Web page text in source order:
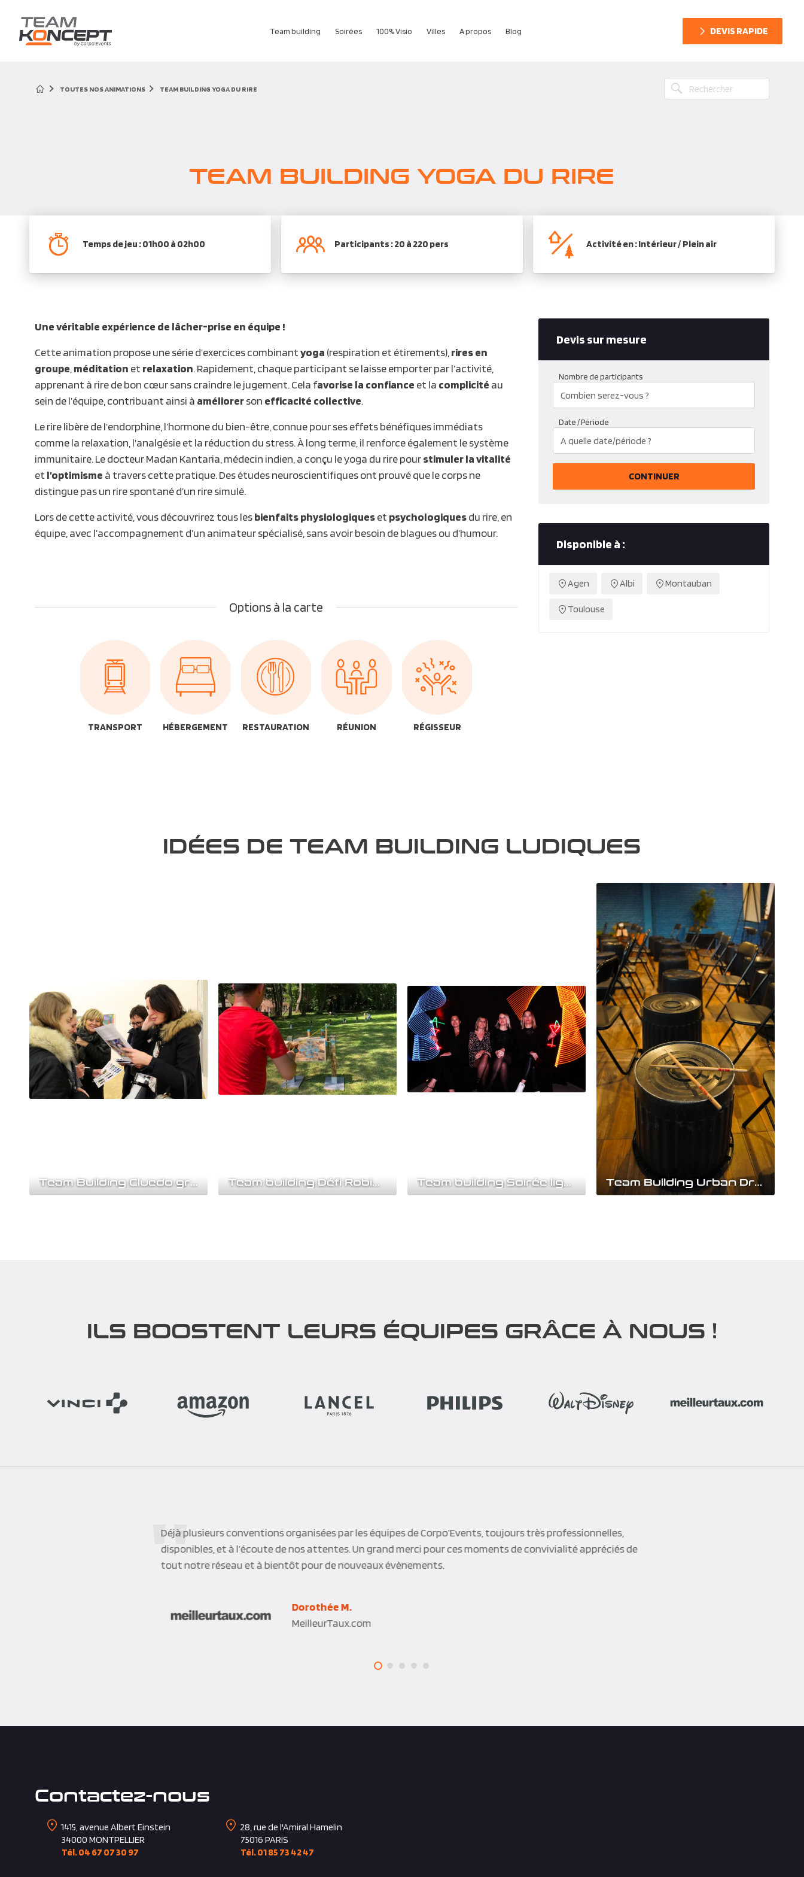
Team building Soirées 100% Visio Villes A propos Blog DEVIS RAPIDE
TOUTES NOS ANIMATIONS TEAM BUILDING YOGA DU RIRE
TEAM BUILDING YOGA DU RIRE
Temps de jeu : 01h00 à 02h00 Participants : 20 à 220 pers Activité en : Intérieur / Plein air
Une véritable expérience de lâcher-prise en équipe !
Cette animation propose une série d’exercices combinantyoga (respiration et étirements), rires en
groupe méditation et relaxation. Rapidement, chaque participant se laisse emporter par l’activité,
apprenant à rire de bon cœur sans craindre le jugement. Cela favorise la confiance et la complicité au
sein de l’équipe, contribuant ainsi à améliorerson efficacité collective.
Le rire libère de l’endorphine, l’hormone du bien-être, connue pour ses effets bénéfiques immédiats
comme la relaxation, l’analgésie et la réduction du stress. À long terme, il renforce également le système
immunitaire. Le docteur Madan Kantaria, médecin indien, a conçu le yoga du rire pourstimuler la vitalité
et l’optimisme à travers cette pratique. Des études neuroscientifiques ont prouvé que le corps ne
distingue pas un rire spontané d’un rire simulé.
Lors de cette activité, vous découvrirez tous lesbienfaitsphysiologiqueset psychologiquesdu rire, en
équipe, avec l’accompagnement d’un animateur spécialisé, sans avoir besoin de blagues ou d’humour.
Options à la carte
TRANSPORT HÉBERGEMENT RESTAURATION RÉUNION RÉGISSEUR
Devis sur mesure
Nombre de participants
Date / Période
CONTINUER
Disponible à :
Agen Albi Montauban
Toulouse
IDÉES DE TEAM BUILDING LUDIQUES
Team Building Cluedo grandeur nature Team building Défi Robinson Team building Soirée light painting Team Building Urban Drums
ILS BOOSTENT LEURS ÉQUIPES GRÂCE À NOUS !
Déjà plusieurs conventions organisées par les équipes de Corpo’Events, toujours très professionnelles,
disponibles, et à l’écoute de nos attentes. Un grand merci pour ces moments de convivialité appréciés de
tout notre réseau et à bientôt pour de nouveaux évènements.
Dorothée M.
MeilleurTaux.com
Contactez-nous
1415, avenue Albert Einstein
34000 MONTPELLIER
Tél. 04 67 07 30 97
28, rue de l'Amiral Hamelin
75016 PARIS
Tél. 01 85 73 42 47